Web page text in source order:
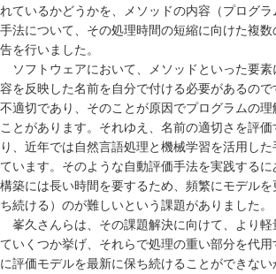
れているかどうかを、メソッドの内容（プログ
手法について、その処理時間の短縮に向けた複
告を行いました。
ソフトウェアにおいて、メソッドといった要素
容を反映した名前を自分で付ける必要があるの
不適切であり、そのことが原因でプログラムの
ことがあります。それゆえ、名前の適切さを評
り、近年では自然言語処理と機械学習を活用し
ています。そのような自動評価手法を実践する
構築には長い時間を要するため、頻繁にモデル
ち続ける）のが難しいという課題がありました。
峯久さんらは、その課題解決に向けて、より軽
ていくつか挙げ、それらで処理の重い部分を代
に評価モデルを最新に保ち続けることができない